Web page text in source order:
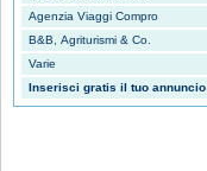
Agenzia Viaggi Compro
B&B, Agriturismi & Co.
Varie
Inserisci gratis il tuo annuncio